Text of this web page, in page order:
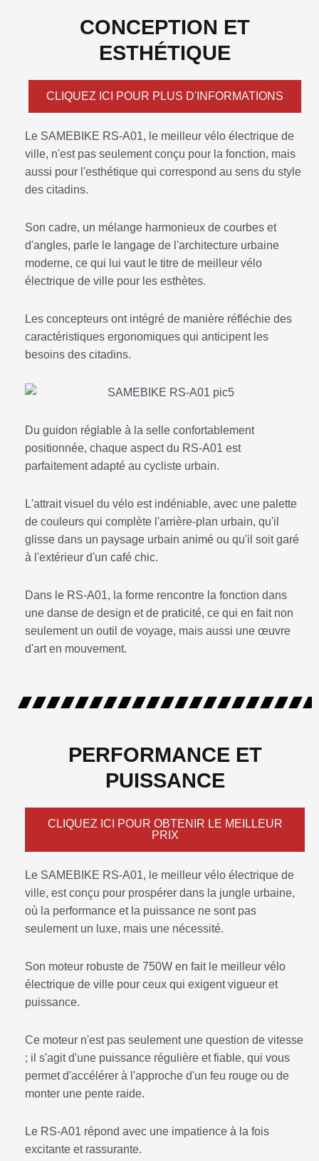
CONCEPTION ET
ESTHÉTIQUE
CLIQUEZ ICI POUR PLUS D'INFORMATIONS
Le SAMEBIKE RS-A01, le meilleur vélo électrique de
ville, n'est pas seulement conçu pour la fonction, mais
aussi pour l'esthétique qui correspond au sens du style
des citadins.
Son cadre, un mélange harmonieux de courbes et
d'angles, parle le langage de l'architecture urbaine
moderne, ce qui lui vaut le titre de meilleur vélo
électrique de ville pour les esthètes.
Les concepteurs ont intégré de manière réfléchie des
caractéristiques ergonomiques qui anticipent les
besoins des citadins.
Du guidon réglable à la selle confortablement
positionnée, chaque aspect du RS-A01 est
parfaitement adapté au cycliste urbain.
L'attrait visuel du vélo est indéniable, avec une palette
de couleurs qui complète l'arrière-plan urbain, qu'il
glisse dans un paysage urbain animé ou qu'il soit garé
à l'extérieur d'un café chic.
Dans le RS-A01, la forme rencontre la fonction dans
une danse de design et de praticité, ce qui en fait non
seulement un outil de voyage, mais aussi une œuvre
d'art en mouvement.
PERFORMANCE ET
PUISSANCE
CLIQUEZ ICI POUR OBTENIR LE MEILLEUR
PRIX
Le SAMEBIKE RS-A01, le meilleur vélo électrique de
ville, est conçu pour prospérer dans la jungle urbaine,
où la performance et la puissance ne sont pas
seulement un luxe, mais une nécessité.
Son moteur robuste de 750W en fait le meilleur vélo
électrique de ville pour ceux qui exigent vigueur et
puissance.
Ce moteur n'est pas seulement une question de vitesse
; il s'agit d'une puissance régulière et fiable, qui vous
permet d'accélérer à l'approche d'un feu rouge ou de
monter une pente raide.
Le RS-A01 répond avec une impatience à la fois
excitante et rassurante.